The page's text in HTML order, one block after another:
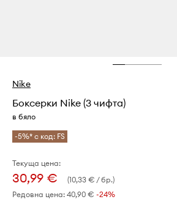
Nike
Боксерки Nike (3 чифта)
в бяло
-5%* с код: FS
Текуща цена:
30,99 €
(10,33 € / бр.)
Редовна цена: 40,90 € -24%